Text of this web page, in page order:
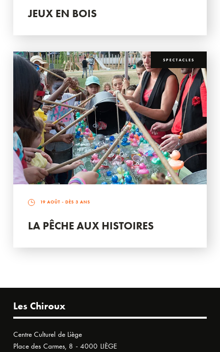
JEUX EN BOIS
SPECTACLES
19 AOÛT - DÈS 3 ANS
LA PÊCHE AUX HISTOIRES
Les Chiroux
Centre Culturel de Liège
Place des Carmes, 8 - 4000 LIÈGE